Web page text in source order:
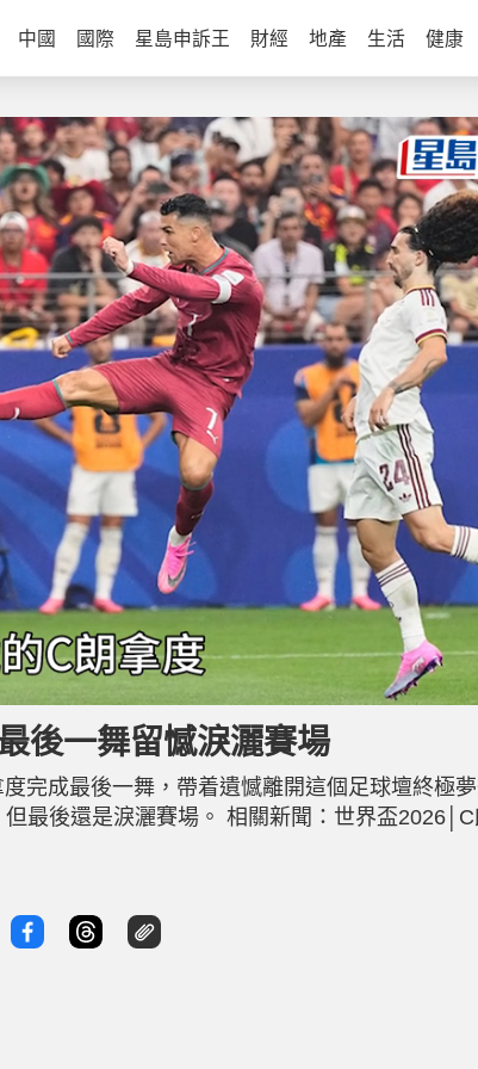
中國 國際 星島申訴王 財經 地產 生活 健康
後一舞留憾淚灑賽場
完成最後一舞，帶着遺憾離開這個足球壇終極
最後還是淚灑賽場。 相關新聞：世界盃2026│C
大戰有難度 C朗上半場有兩記攻門，均被西班牙
局。91分鐘，西班牙憑後備上陣僅5分鐘的馬連